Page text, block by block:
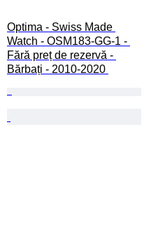
Optima - Swiss Made
Watch - OSM183-GG-1 -
Fără preț de rezervă -
Bărbați - 2010-2020